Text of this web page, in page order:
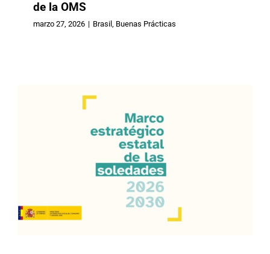
de la OMS
marzo 27, 2026 | Brasil , Buenas Prácticas
España: Marco Estratégico Estatal
de Soledades (2026-2030)